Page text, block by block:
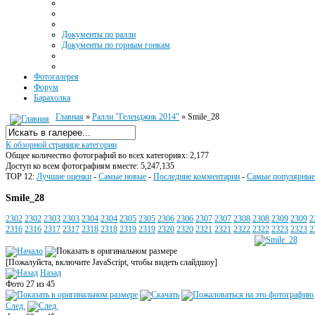
Документы по ралли
Документы по горным гонкам
Фотогалерея
Форум
Барахолка
Главная » Ралли "Геленджик 2014" » Smile_28
К обзорной странице категории
Общее количество фотографий во всех категориях: 2,177
Доступ ко всем фотографиям вместе: 5,247,135
TOP 12: Лучшие оценки - Самые новые - Последние комментарии - Самые популярные
Smile_28
2302 2302 2303 2303 2304 2304 2305 2305 2306 2306 2307 2307 2308 2308 2309 2309
2316 2316 2317 2317 2318 2318 2319 2319 2320 2320 2321 2321 2322 2322 2323 2323
[Пожалуйста, включите JavaScript, чтобы видеть слайдшоу]
Назад
Фото 27 из 45
След.